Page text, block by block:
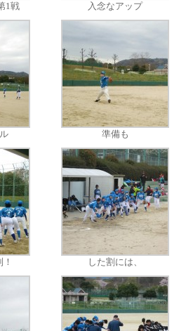
1戦 入念なアップ
準備も
した割には、